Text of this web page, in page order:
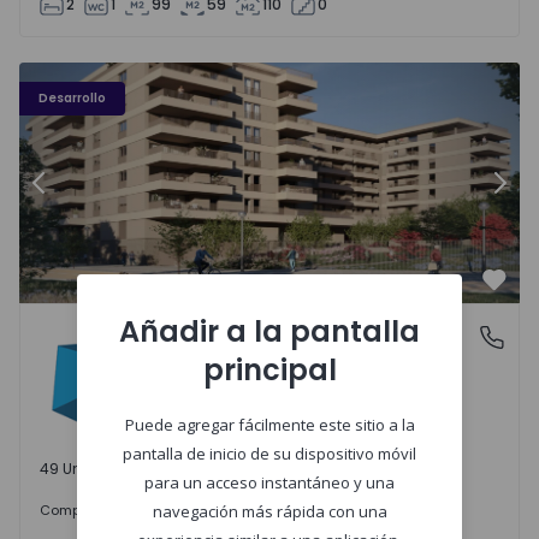
2 1 99 59 110 0
Desarrollo
PLENO JARDIM - 3
Anterior
Águas Santas, PortoPLENO JARDIM
Águas Santas, Porto
49 Unidades disponibles
Comprar 242.000 €
Añadir a la pantalla
principal
Puede agregar fácilmente este sitio a la
pantalla de inicio de su dispositivo móvil
para un acceso instantáneo y una
navegación más rápida con una